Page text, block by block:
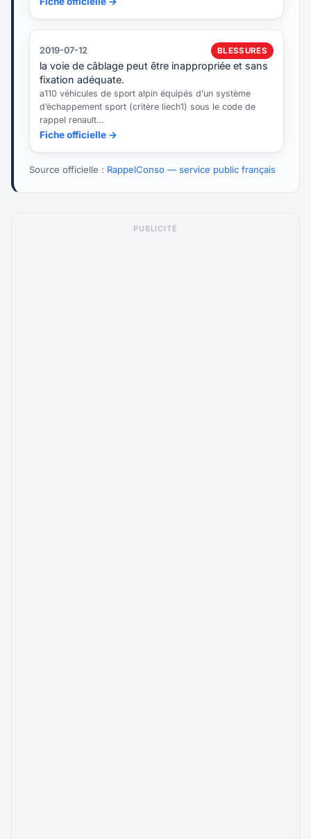
2019-07-12 BLESSURES
la voie de câblage peut être inappropriée et sans
fixation adéquate.
a110 véhicules de sport alpin équipés d’un système
d’échappement sport (critère liech1) sous le code de
rappel renault…
Fiche officielle →
Source officielle : RappelConso — service public français
PUBLICITÉ